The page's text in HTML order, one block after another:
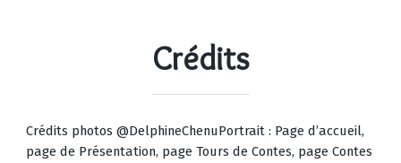
Crédits
Crédits photos @DelphineChenuPortrait : Page d’accueil,
page de Présentation, page Tours de Contes, page Contes